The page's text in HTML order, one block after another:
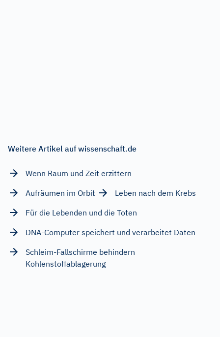
Weitere Artikel auf wissenschaft.de
Wenn Raum und Zeit erzittern
Aufräumen im Orbit
Leben nach dem Krebs
Für die Lebenden und die Toten
DNA-Computer speichert und verarbeitet Daten
Schleim-Fallschirme behindern
Kohlenstoffablagerung